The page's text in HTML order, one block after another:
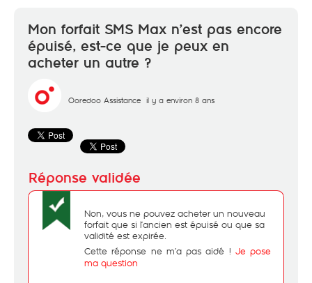
Mon forfait SMS Max n’est pas encore
épuisé, est-ce que je peux en
acheter un autre ?
Ooredoo Assistance il y a environ 8 ans
Non, vous ne pouvez acheter un nouveau
forfait que si l’ancien est épuisé ou que sa
validité est expirée.
Cette réponse ne m’a pas aidé ! Je pose
ma question